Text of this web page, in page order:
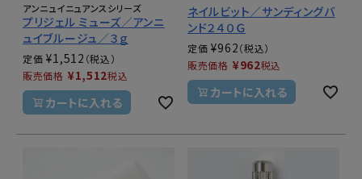
アンニュイニュアンスシリーズ
プリジェル ミューズ／アンニ
ュイブルージュ／３ｇ
定価 ¥1,512
販売価格 ¥1,512税込
カートに入れる
ネイルビット／サンディングバ
ンド２４０Ｇ
定価 ¥962
販売価格 ¥962税込
カートに入れる